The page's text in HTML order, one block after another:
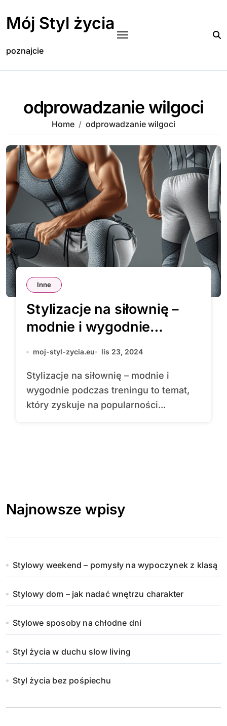
content
Mój Styl życia
poznajcie
odprowadzanie wilgoci
Home odprowadzanie wilgoci
Inne
Stylizacje na siłownię –
modnie i wygodnie
podczas treningu
moj-styl-zycia.eu lis 23, 2024
Stylizacje na siłownię – modnie i
wygodnie podczas treningu to temat,
który zyskuje na popularności...
Najnowsze wpisy
Stylowy weekend – pomysły na wypoczynek z klasą
Stylowy dom – jak nadać wnętrzu charakter
Stylowe sposoby na chłodne dni
Styl życia w duchu slow living
Styl życia bez pośpiechu